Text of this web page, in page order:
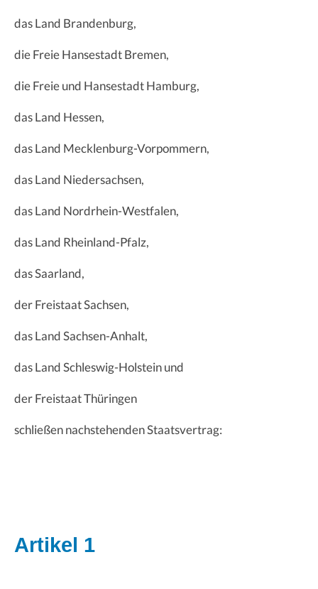
das Land Brandenburg,
die Freie Hansestadt Bremen,
die Freie und Hansestadt Hamburg,
das Land Hessen,
das Land Mecklenburg-Vorpommern,
das Land Niedersachsen,
das Land Nordrhein-Westfalen,
das Land Rheinland-Pfalz,
das Saarland,
der Freistaat Sachsen,
das Land Sachsen-Anhalt,
das Land Schleswig-Holstein und
der Freistaat Thüringen
schließen nachstehenden Staatsvertrag:
Artikel 1